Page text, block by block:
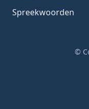
Spreekwoorden
©